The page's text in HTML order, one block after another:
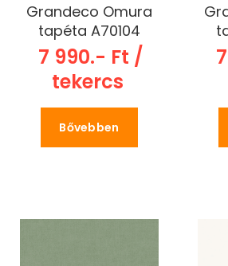
Grandeco Omura
tapéta A70104
7 990.- Ft /
tekercs
Bővebben